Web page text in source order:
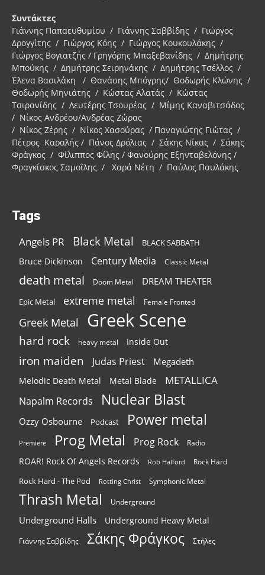
Συντάκτες
Γιάννης Παπαευθυμίου / Γιάννης Σαββίδης / Γιώργος
Δρογγίτης / Γιώργος Κόης / Γιώργος Κουκουλάκης /
Γιώργος Βογιατζής / Γρηγόρης Μπαξεβανίδης / Δημήτρης
Μπούκης / Δημήτρης Σειρηνάκης / Δημήτρης Τσέλλος /
Έλενα Βασιλάκη / Θανάσης Μπόγρης/ Θοδωρής Κλώνης /
Θοδωρής Μηνιάτης / Κώστας Αλατάς / Κώστας
Τσιρανίδης / Λευτέρης Τσουρέας / Μίμης Καναβιτσάδος
/ Νίκος Ανδρέου/Ανδρέας Ζώρας
/ Νίκος Ζέρης / Νίκος Χασούρας / Παναγιώτης Γιώτας /
Πέτρος Καραλής / Πάνος Δρόλιας / Σάκης Νίκας / Σάκης
Φράγκος / Φίλιππος Φίλης / Φανούρης Εξηνταβελόνης /
Φραγκίσκος Σαμοΐλης / Χαρά Νέτη / Παύλος Παυλάκης
Tags
Angels PR Black Metal BLACK SABBATH
Bruce Dickinson Century Media Classic Metal
death metal Doom Metal DREAM THEATER
Epic Metal extreme metal Female Fronted
Greek Metal Greek Scene
hard rock heavy metal Inside Out
iron maiden Judas Priest Megadeth
Melodic Death Metal Metal Blade METALLICA
Napalm Records Nuclear Blast
Ozzy Osbourne Podcast Power metal
Premiere Prog Metal Prog Rock Radio
ROAR! Rock Of Angels Records Rob Halford Rock Hard
Rock Hard - The Pod Rotting Christ Symphonic Metal
Thrash Metal Underground
Underground Halls Underground Heavy Metal
Γιάννης Σαββίδης Σάκης Φράγκος Στήλες